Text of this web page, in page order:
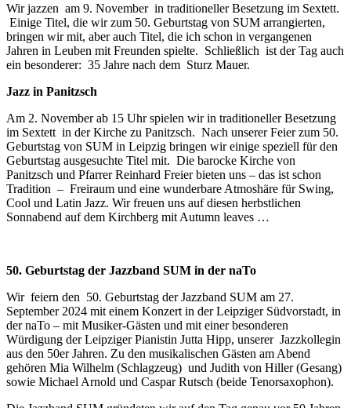
Wir jazzen am 9. November in traditioneller Besetzung im Sextett.
Einige Titel, die wir zum 50. Geburtstag von SUM arrangierten,
bringen wir mit, aber auch Titel, die ich schon in vergangenen
Jahren in Leuben mit Freunden spielte. Schließlich ist der Tag auch
ein besonderer: 35 Jahre nach dem Sturz Mauer.
Jazz in Panitzsch
Am 2. November ab 15 Uhr spielen wir in traditioneller Besetzung
im Sextett in der Kirche zu Panitzsch. Nach unserer Feier zum 50.
Geburtstag von SUM in Leipzig bringen wir einige speziell für den
Geburtstag ausgesuchte Titel mit. Die barocke Kirche von
Panitzsch und Pfarrer Reinhard Freier bieten uns – das ist schon
Tradition – Freiraum und eine wunderbare Atmoshäre für Swing,
Cool und Latin Jazz. Wir freuen uns auf diesen herbstlichen
Sonnabend auf dem Kirchberg mit Autumn leaves …
50. Geburtstag der Jazzband SUM in der naTo
Wir feiern den 50. Geburtstag der Jazzband SUM am 27.
September 2024 mit einem Konzert in der Leipziger Südvorstadt, in
der naTo – mit Musiker-Gästen und mit einer besonderen
Würdigung der Leipziger Pianistin Jutta Hipp, unserer Jazzkollegin
aus den 50er Jahren. Zu den musikalischen Gästen am Abend
gehören Mia Wilhelm (Schlagzeug) und Judith von Hiller (Gesang)
sowie Michael Arnold und Caspar Rutsch (beide Tenorsaxophon).